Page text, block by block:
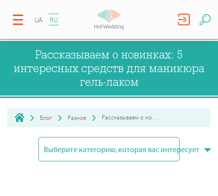
UA RU
Рассказываем о новинках: 5
интересных средств для маникюра
гель-лаком
Блог Разное
Выберите категорию, которая вас интересует